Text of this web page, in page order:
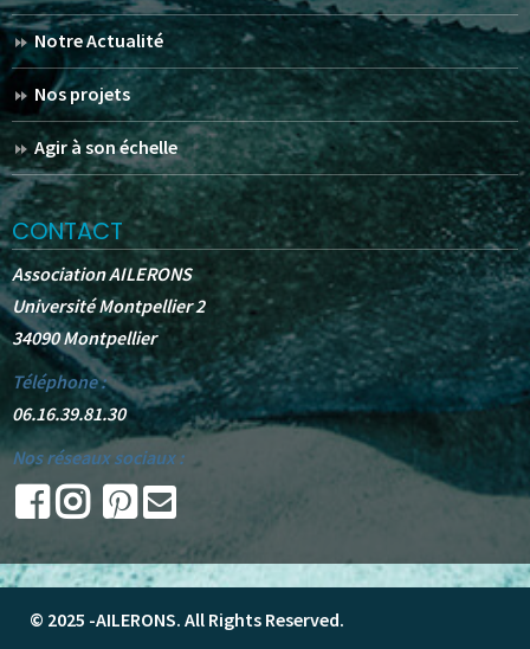
Notre Actualité
Nos projets
Agir à son échelle
CONTACT
Association AILERONS
Université Montpellier 2
34090 Montpellier
Téléphone :
06.16.39.81.30
Nos réseaux sociaux :
© 2025 -AILERONS. All Rights Reserved.